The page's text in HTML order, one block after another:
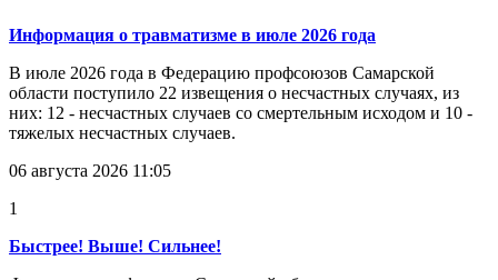
Информация о травматизме в июле 2026 года
В июле 2026 года в Федерацию профсоюзов Самарской
области поступило 22 извещения о несчастных случаях, из
них: 12 - несчастных случаев со смертельным исходом и 10 -
тяжелых несчастных случаев.
06 августа 2026 11:05
1
Быстрее! Выше! Сильнее!